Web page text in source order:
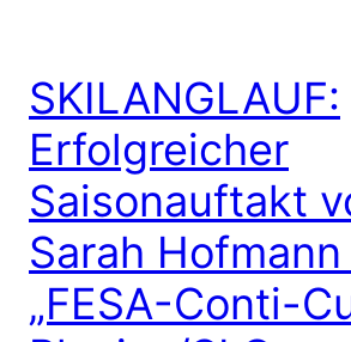
SKILANGLAUF:
Erfolgreicher
Saisonauftakt
Sarah
„FESA-Conti-